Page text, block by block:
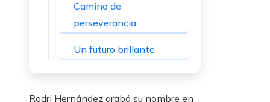
Camino de
perseverancia
Un futuro brillante
Rodri Hernández grabó su nombre en